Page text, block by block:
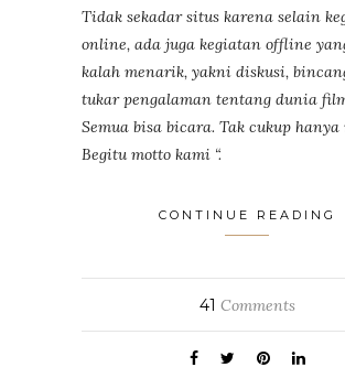
Tidak sekadar situs karena selain
online, ada juga kegiatan offline
kalah menarik, yakni diskusi,
tukar pengalaman tentang dunia
Semua bisa bicara. Tak cukup hanya
Begitu motto kami “.
CONTINUE READING
41 Comments